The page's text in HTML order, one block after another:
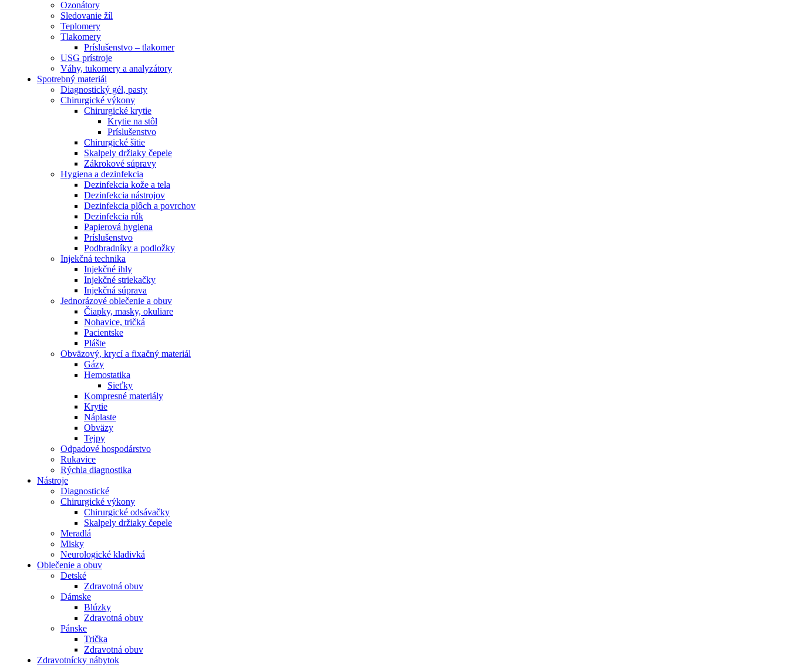
Ozonátory
Sledovanie žíl
Teplomery
Tlakomery
Príslušenstvo – tlakomer
USG prístroje
Váhy, tukomery a analyzátory
Spotrebný materiál
Diagnostický gél, pasty
Chirurgické výkony
Chirurgické krytie
Krytie na stôl
Príslušenstvo
Chirurgické šitie
Skalpely držiaky čepele
Zákrokové súpravy
Hygiena a dezinfekcia
Dezinfekcia kože a tela
Dezinfekcia nástrojov
Dezinfekcia plôch a povrchov
Dezinfekcia rúk
Papierová hygiena
Príslušenstvo
Podbradníky a podložky
Injekčná technika
Injekčné ihly
Injekčné striekačky
Injekčná súprava
Jednorázové oblečenie a obuv
Čiapky, masky, okuliare
Nohavice, tričká
Pacientske
Plášte
Obväzový, krycí a fixačný materiál
Gázy
Hemostatika
Sieťky
Kompresné materiály
Krytie
Náplaste
Obväzy
Tejpy
Odpadové hospodárstvo
Rukavice
Rýchla diagnostika
Nástroje
Diagnostické
Chirurgické výkony
Chirurgické odsávačky
Skalpely držiaky čepele
Meradlá
Misky
Neurologické kladivká
Oblečenie a obuv
Detské
Zdravotná obuv
Dámske
Blúzky
Zdravotná obuv
Pánske
Trička
Zdravotná obuv
Zdravotnícky nábytok